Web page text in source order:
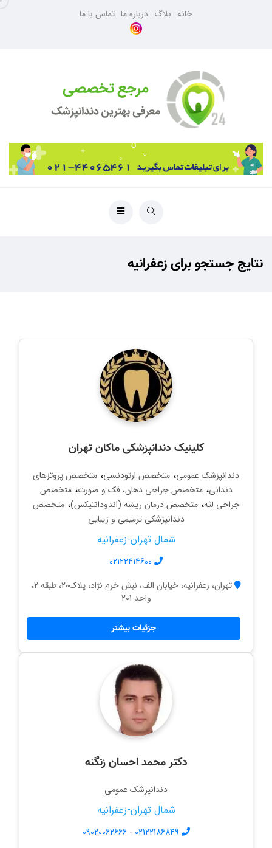
خانه بلاگ درباره ما تماس با ما
نتایج جستجو برای زعفرانیه
کلینیک دندانپزشکی ماکان تهران
دندانپزشک عمومی، متخصص ارتودنسی، متخصص پروتزهای
دندانی،متخصص جراحی دهان، فک و صورت،متخصص
جراحی لثه،متخصص درمان ریشه (اندودانتیکس)،متخصص
دندانپزشکی ترمیمی و زیبایی
شمال تهران-زعفرانیه
02122414600
تهران، زعفرانیه، خیابان الف، نبش خرم نژاد، پلاک20، طبقه 2،
واحد 201
جزئیات بیشتر
دکتر محمد احسان زنگنه
دندانپزشک عمومی
شمال تهران-زعفرانیه
02122186849
-
09020062666